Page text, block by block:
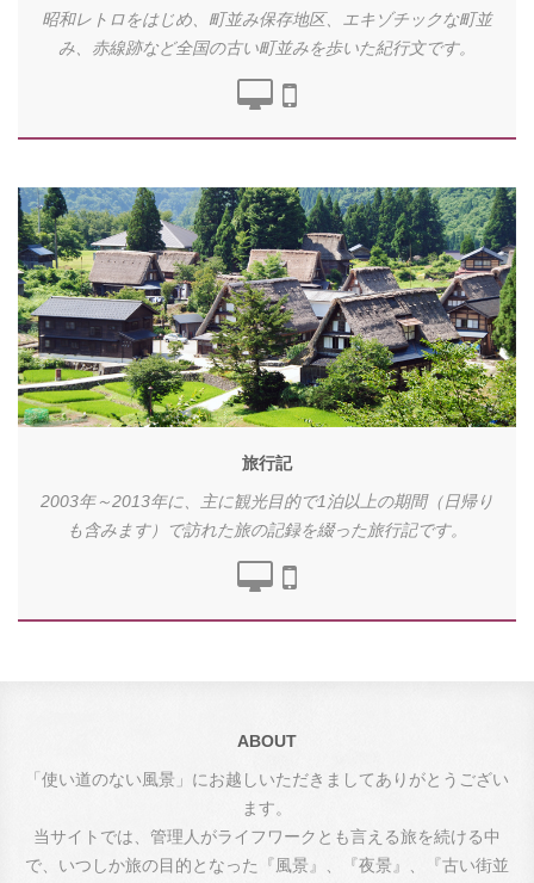
昭和レトロをはじめ、町並み保存地区、エキゾチックな町並
み、赤線跡など全国の古い町並みを歩いた紀行文です。
旅行記
2003年～2013年に、主に観光目的で1泊以上の期間（日帰り
も含みます）で訪れた旅の記録を綴った旅行記です。
ABOUT
「使い道のない風景」にお越しいただきましてありがとうござい
ます。
当サイトでは、管理人がライフワークとも言える旅を続ける中
で、いつしか旅の目的となった『風景』、『夜景』、『古い街並